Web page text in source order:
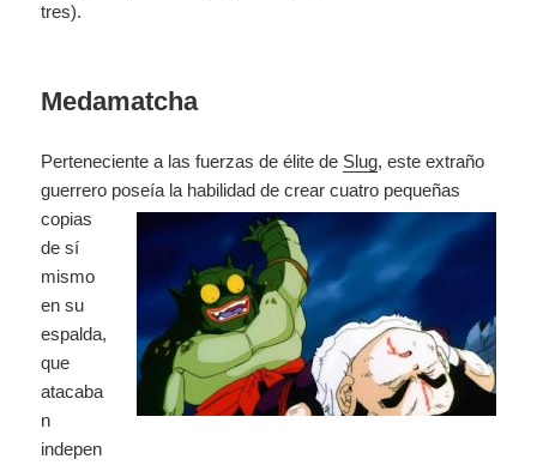
tres).
Medamatcha
Perteneciente a las fuerzas de élite de Slug, este extraño
guerrero poseía la habilidad de crear cuatro pequeñas
copias
de sí
mismo
en su
espalda,
que
atacaba
n
indepen